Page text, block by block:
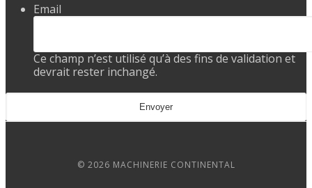
Email
Ce champ n’est utilisé qu’à des fins de validation et
devrait rester inchangé.
© 2026 MACHINERIE CONTINENTAL